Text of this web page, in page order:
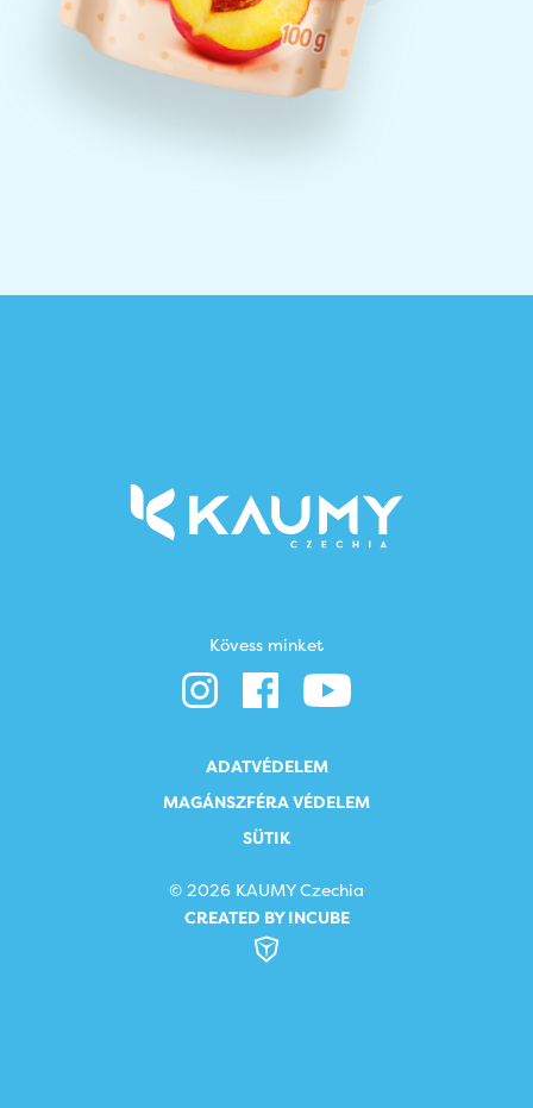
Kövess minket
ADATVÉDELEM
MAGÁNSZFÉRA VÉDELEM
SÜTIK
© 2026 KAUMY Czechia
CREATED BY INCUBE